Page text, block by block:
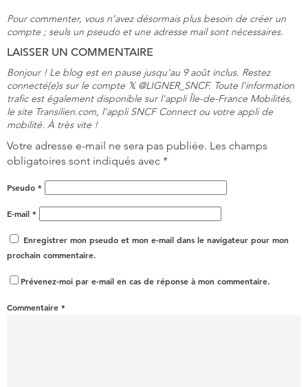
Pour commenter, vous n’avez désormais plus besoin de créer un
compte ; seuls un pseudo et une adresse mail sont nécessaires.
LAISSER UN COMMENTAIRE
Bonjour ! Le blog est en pause jusqu'au 9 août inclus. Restez
connecté(e)s sur le compte 𝕏 @LIGNER_SNCF. Toute l'information
trafic est également disponible sur l'appli Île-de-France Mobilités,
le site Transilien.com, l'appli SNCF Connect ou votre appli de
mobilité. À très vite !
Votre adresse e-mail ne sera pas publiée. Les champs
obligatoires sont indiqués avec *
Pseudo *
E-mail *
Enregistrer mon pseudo et mon e-mail dans le navigateur pour mon
prochain commentaire.
Prévenez-moi par e-mail en cas de réponse à mon commentaire.
Commentaire *